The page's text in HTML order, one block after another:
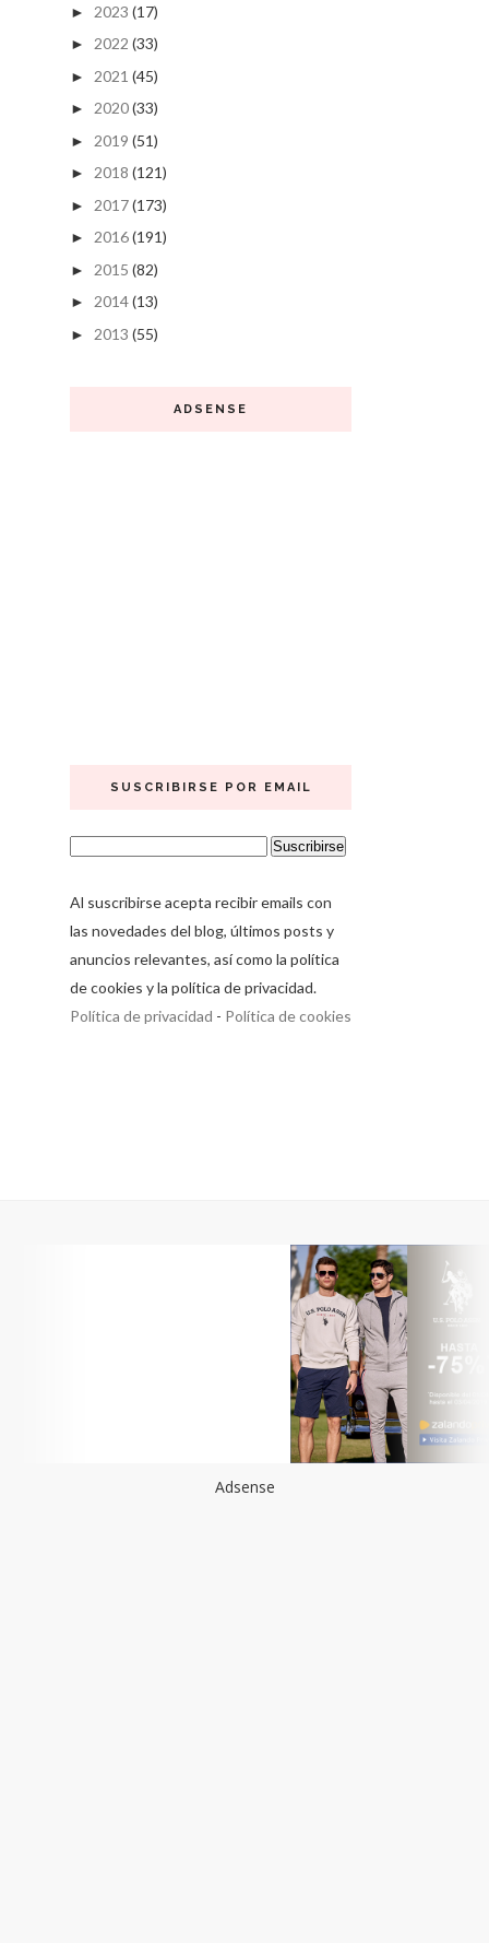
► 2023 (17)
► 2022 (33)
► 2021 (45)
► 2020(33)
► 2019 (51)
► 2018 (121)
► 2017(173)
► 2016(191)
► 2015 (82)
► 2014(13)
► 2013 (55)
ADSENSE
SUSCRIBIRSE POR EMAIL
Al suscribirse acepta recibir emails con
las novedades del blog, últimos posts y
anuncios relevantes, así como la política
de cookies y la política de privacidad.
Política de privacidad - Política de cookies
Adsense